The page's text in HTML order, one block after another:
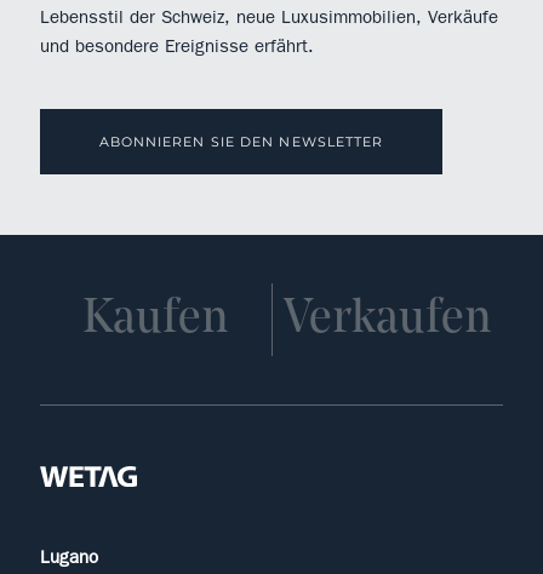
Lebensstil der Schweiz, neue Luxusimmobilien, Verkäufe
und besondere Ereignisse erfährt.
ABONNIEREN SIE DEN NEWSLETTER
Kaufen Verkaufen
Lugano